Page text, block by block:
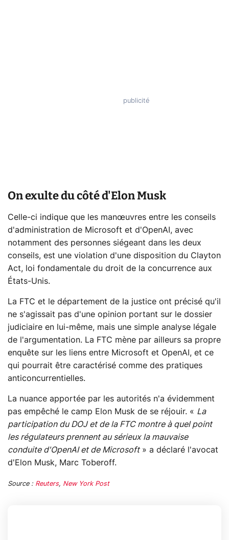
On exulte du côté d'Elon Musk
Celle-ci indique que les manœuvres entre les conseils
d'administration de Microsoft et d'OpenAI, avec
notamment des personnes siégeant dans les deux
conseils, est une violation d'une disposition du Clayton
Act, loi fondamentale du droit de la concurrence aux
États-Unis.
La FTC et le département de la justice ont précisé qu'il
ne s'agissait pas d'une opinion portant sur le dossier
judiciaire en lui-même, mais une simple analyse légale
de l'argumentation. La FTC mène par ailleurs sa propre
enquête sur les liens entre Microsoft et OpenAI, et ce
qui pourrait être caractérisé comme des pratiques
anticoncurrentielles.
La nuance apportée par les autorités n'a évidemment
pas empêché le camp Elon Musk de se réjouir. « La
participation du DOJ et de la FTC montre à quel point
les régulateurs prennent au sérieux la mauvaise
conduite d'OpenAI et de Microsoft» a déclaré l'avocat
d'Elon Musk, Marc Toberoff.
Source : Reuters, New York Post